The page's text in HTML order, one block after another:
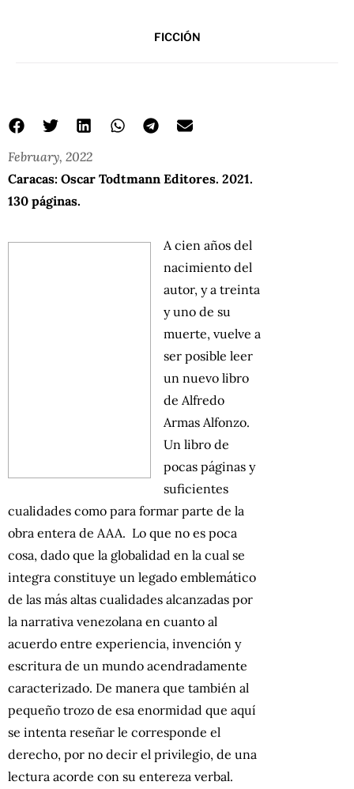
FICCIÓN
February, 2022
Caracas: Oscar Todtmann Editores. 2021.
130 páginas.
A cien años del
nacimiento del
autor, y a treinta
y uno de su
muerte, vuelve a
ser posible leer
un nuevo libro
de Alfredo
Armas Alfonzo.
Un libro de
pocas páginas y
suficientes
cualidades como para formar parte de la
obra entera de AAA. Lo que no es poca
cosa, dado que la globalidad en la cual se
integra constituye un legado emblemático
de las más altas cualidades alcanzadas por
la narrativa venezolana en cuanto al
acuerdo entre experiencia, invención y
escritura de un mundo acendradamente
caracterizado. De manera que también al
pequeño trozo de esa enormidad que aquí
se intenta reseñar le corresponde el
derecho, por no decir el privilegio, de una
lectura acorde con su entereza verbal.